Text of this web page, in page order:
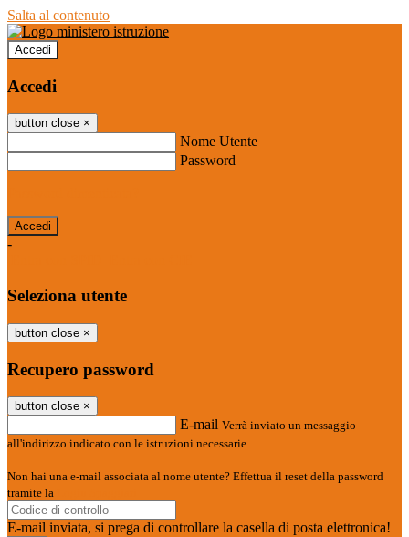
Salta al contenuto
Accedi
Accedi
button close ×
Nome Utente
Password
-
Seleziona utente
button close ×
Recupero password
button close ×
E-mail Verrà inviato un messaggio
all'indirizzo indicato con le istruzioni necessarie.
Non hai una e-mail associata al nome utente? Effettua il reset della password
tramite la
E-mail inviata, si prega di controllare la casella di posta elettronica!